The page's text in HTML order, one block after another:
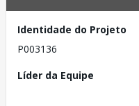
Identidade do Projeto
P003136
Líder da Equipe